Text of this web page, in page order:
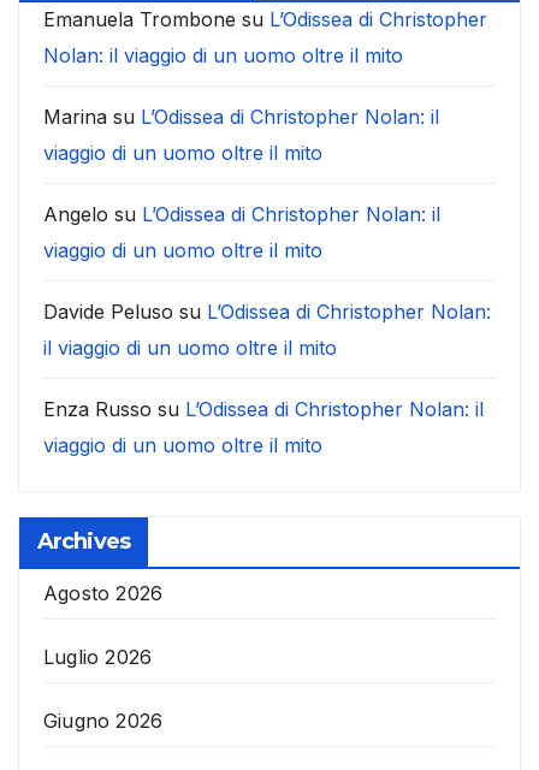
Emanuela Trombone su L’Odissea di Christopher
Nolan: il viaggio di un uomo oltre il mito
Marina su L’Odissea di Christopher Nolan: il
viaggio di un uomo oltre il mito
Angelo su L’Odissea di Christopher Nolan: il
viaggio di un uomo oltre il mito
Davide Peluso su L’Odissea di Christopher Nolan:
il viaggio di un uomo oltre il mito
Enza Russo su L’Odissea di Christopher Nolan: il
viaggio di un uomo oltre il mito
Archives
Agosto 2026
Luglio 2026
Giugno 2026